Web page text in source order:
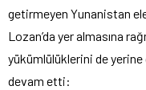
getirmeyen Yunanistan
Lozan’da yer almasına
yükümlülüklerini de
devam etti: